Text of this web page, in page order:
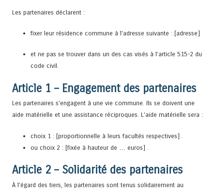
Les partenaires déclarent :
fixer leur résidence commune à l’adresse suivante : [adresse]
et ne pas se trouver dans un des cas visés à l’article 515-2 du
code civil.
Article 1 – Engagement des partenaires
Les partenaires s’engagent à une vie commune. Ils se doivent une
aide matérielle et une assistance réciproques. L’aide matérielle sera :
choix 1 : [proportionnelle à leurs facultés respectives] .
ou choix 2 : [fixée à hauteur de … euros] .
Article 2 – Solidarité des partenaires
À l’égard des tiers, les partenaires sont tenus solidairement au